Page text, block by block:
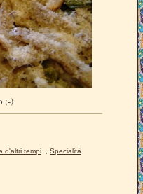
;-)
d'altri tempi
Specialità